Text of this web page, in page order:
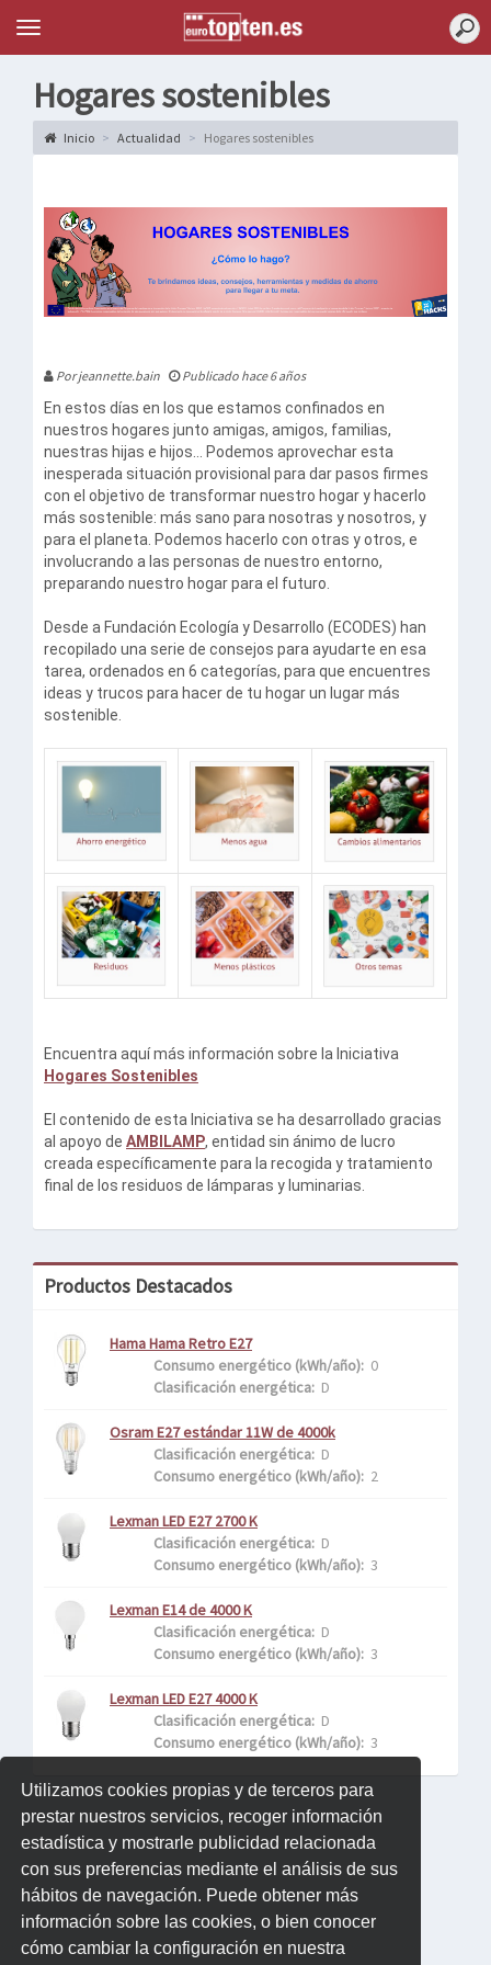
Utilizamos cookies propias y de terceros para
prestar nuestros servicios, recoger información
estadística y mostrarle publicidad relacionada
con sus preferencias mediante el análisis de sus
hábitos de navegación. Puede obtener más
información sobre las cookies, o bien conocer
cómo cambiar la configuración en nuestra
Topten
Menu
Hogares sostenibles
Inicio Actualidad Hogares sostenibles
Por jeannette.bain Publicado hace 6 años
En estos días en los que estamos confinados en
nuestros hogares junto amigas, amigos, familias,
nuestras hijas e hijos... Podemos aprovechar esta
inesperada situación provisional para dar pasos firmes
con el objetivo de transformar nuestro hogar y hacerlo
más sostenible: más sano para nosotras y nosotros, y
para el planeta. Podemos hacerlo con otras y otros, e
involucrando a las personas de nuestro entorno,
preparando nuestro hogar para el futuro.
Desde a Fundación Ecología y Desarrollo (ECODES) han
recopilado una serie de consejos para ayudarte en esa
tarea, ordenados en 6 categorías, para que encuentres
ideas y trucos para hacer de tu hogar un lugar más
sostenible.
Encuentra aquí más información sobre la Iniciativa
Hogares Sostenibles
El contenido de esta Iniciativa se ha desarrollado gracias
al apoyo de AMBILAMP, entidad sin ánimo de lucro
creada específicamente para la recogida y tratamiento
final de los residuos de lámparas y luminarias.
Productos Destacados
Hama Hama Retro E27
Consumo energético (kWh/año): 0
Clasificación energética: D
Osram E27 estándar 11W de 4000k
Clasificación energética: D
Consumo energético (kWh/año): 2
Lexman LED E27 2700 K
Clasificación energética: D
Consumo energético (kWh/año): 3
Lexman E14 de 4000 K
Clasificación energética: D
Consumo energético (kWh/año): 3
Lexman LED E27 4000 K
Clasificación energética: D
Consumo energético (kWh/año): 3